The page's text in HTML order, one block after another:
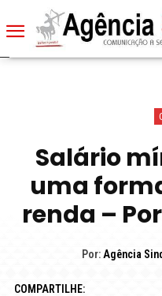
Salário
uma
renda –
Por: Agência
COMPARTILHE: